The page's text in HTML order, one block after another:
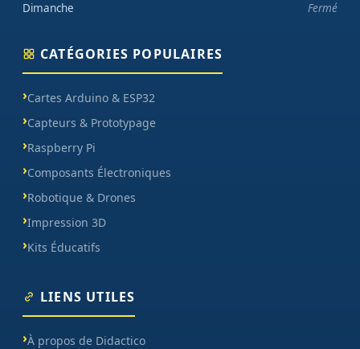
Dimanche
Fermé
CATÉGORIES POPULAIRES
Cartes Arduino & ESP32
Capteurs & Prototypage
Raspberry Pi
Composants Électroniques
Robotique & Drones
Impression 3D
Kits Éducatifs
LIENS UTILES
À propos de Didactico